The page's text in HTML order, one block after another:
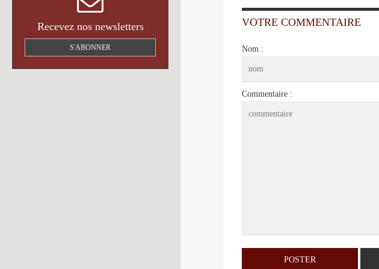
Recevez nos newsletters
S'ABONNER
VOTRE COMMENTAIRE
Nom :
Commentaire :